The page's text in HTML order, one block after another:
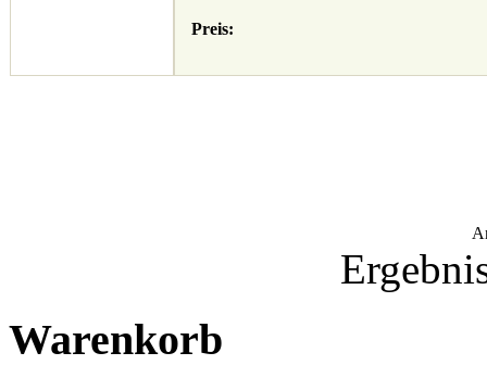
Preis:
Warenkorb